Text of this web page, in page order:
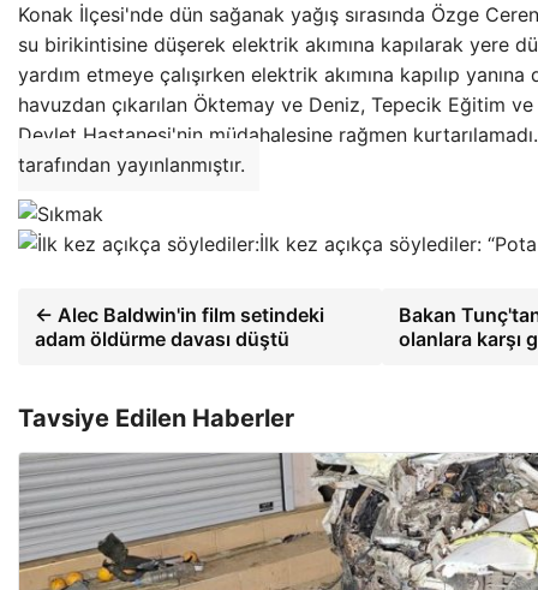
Konak İlçesi'nde dün sağanak yağış sırasında Özge
su birikintisine düşerek elektrik akımına kapılarak yere
yardım etmeye çalışırken elektrik akımına kapılıp
havuzdan çıkarılan Öktemay ve Deniz, Tepecik Eğitim
Devlet Hastanesi'nin müdahalesine rağmen
tarafından yayınlanmıştır.
İlk kez açıkça söylediler:
← Alec Baldwin'in film setindeki
adam öldürme davası düştü
Bakan
olanlara karşı
Tavsiye Edilen Haberler